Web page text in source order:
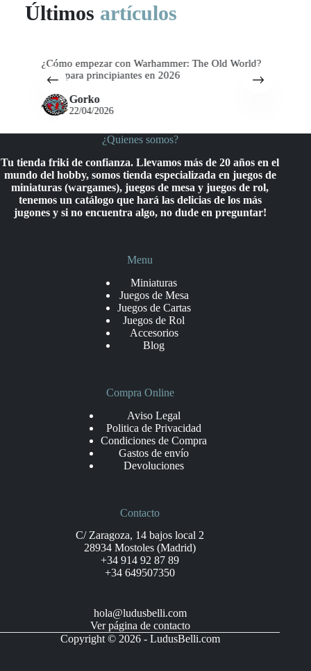
Últimos artículos
5 juegos de mesa ideales para personas mayores
22/04/2026
¿Quienes somos?
Tu tienda friki de confianza. Llevamos más de 20 años en el
mundo del hobby, somos tienda especializada en juegos de
miniaturas (wargames), juegos de mesa y juegos de rol,
tenemos un catálogo que hará las delicias de los más
jugones y si no encuentra algo, no dude en preguntar!
Menu
Miniaturas
Juegos de Mesa
Juegos de Cartas
Juegos de Rol
Accesorios
Blog
Compra Online
Aviso Legal
Politica de Privacidad
Condiciones de Compra
Gastos de envío
Devoluciones
Contacto
C/ Zaragoza, 14 bajos local 2
28934 Mostoles (Madrid)
+34 914 92 87 89
+34 649507350
hola@ludusbelli.com
Ver página de contacto
Copyright © 2026 - LudusBelli.com